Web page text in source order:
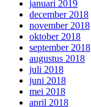
januari 2019
december 2018
november 2018
oktober 2018
september 2018
augustus 2018
juli 2018
juni 2018
mei 2018
april 2018